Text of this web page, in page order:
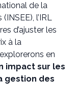
de la
l’IRL
d’ajuster les
à la
en
impact sur les
gestion des